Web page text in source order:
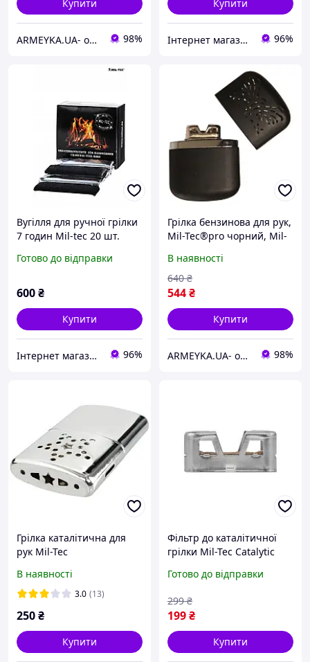
Купити
ARMEYKA.UA- оптово-роздрібна база-Військторг 98%
Купити
Інтернет магазин Постелюшка (Домашній текстиль, сумки, товари для дому та відпочинку) 96%
Вугілля для ручної грілки
7 годин Mil-tec 20 шт.
Готово до відправки
600₴
Купити
Інтернет магазин Постелюшка (Домашній текстиль, сумки, товари для дому та відпочинку) 96%
Грілка бензинова для рук,
Mil-Tec®pro чорний, Mil-
В наявності
544₴
640 ₴
Купити
ARMEYKA.UA- оптово-роздрібна база-Військторг 98%
Грілка каталітична для
рук Mil-Tec
В наявності
3.0 (13)
250₴
Купити
Фільтр до каталітичної
грілки Mil-Tec Catalytic
(15281000)
Готово до відправки
199₴
299 ₴
Купити